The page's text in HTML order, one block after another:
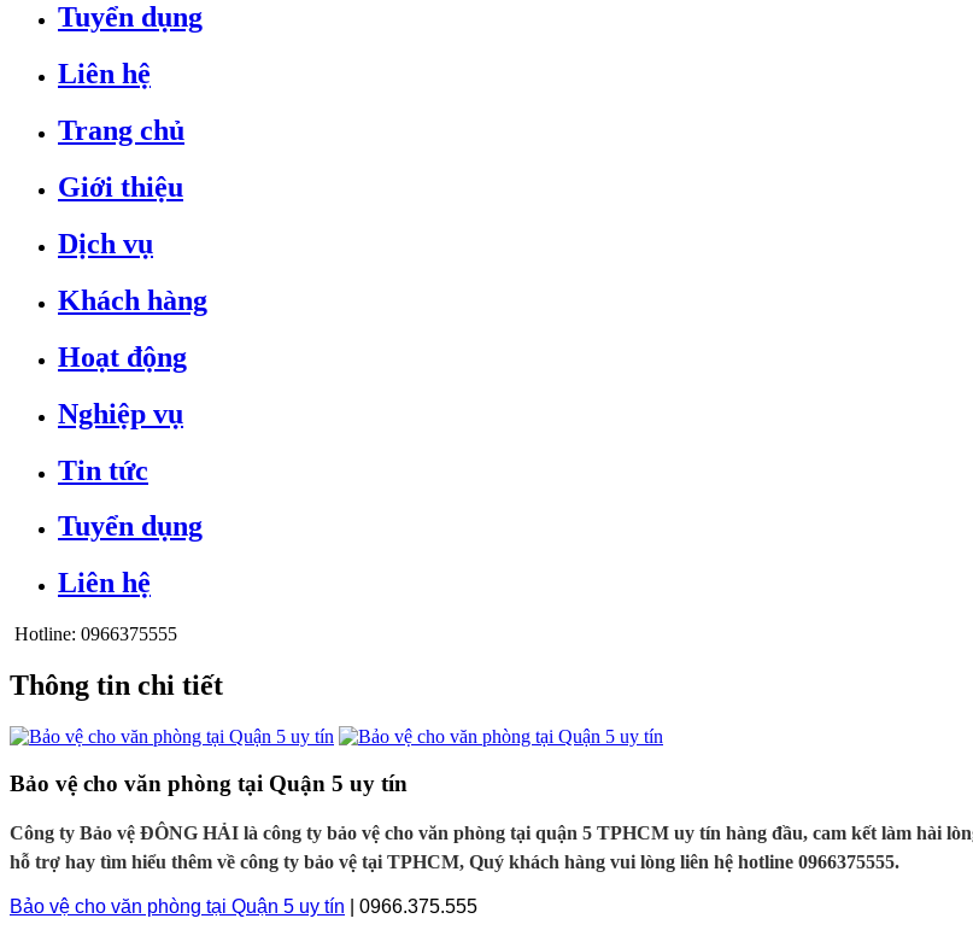
Tuyển dụng
Liên hệ
Trang chủ
Giới thiệu
Dịch vụ
Khách hàng
Hoạt động
Nghiệp vụ
Tin tức
Tuyển dụng
Liên hệ
Hotline: 0966375555
Thông tin chi tiết
Bảo vệ cho văn phòng tại Quận 5 uy tín
Công ty Bảo vệ ĐÔNG HẢI là công ty bảo vệ cho văn phòng tại quận 5 TPHCM uy tín hàng đầu, cam kết làm hài
hỗ trợ hay tìm hiểu thêm về công ty bảo vệ tại TPHCM, Quý khách hàng vui lòng liên hệ hotline 0966375555.
Bảo vệ cho văn phòng tại Quận 5 uy tín | 0966.375.555